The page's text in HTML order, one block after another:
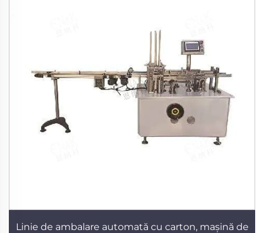
Linie de ambalare automată cu carton, mașină de